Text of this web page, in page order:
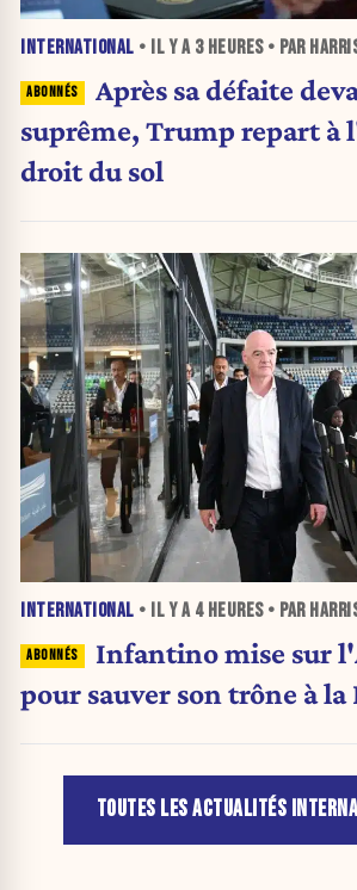
INTERNATIONAL • IL Y A 3 HEURES• PAR
Après sa défaite
suprême, Trump repart à
droit du sol
INTERNATIONAL • IL Y A 4 HEURES• PAR
Infantino mise sur
pour sauver son trône à la
TOUTES LES ACTUALITÉS